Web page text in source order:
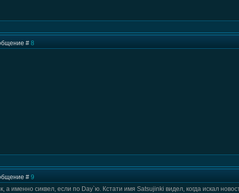
# 8
# 9
а именно сиквел, если по Day`ю. Кстати имя Satsujinki видел, когда искал